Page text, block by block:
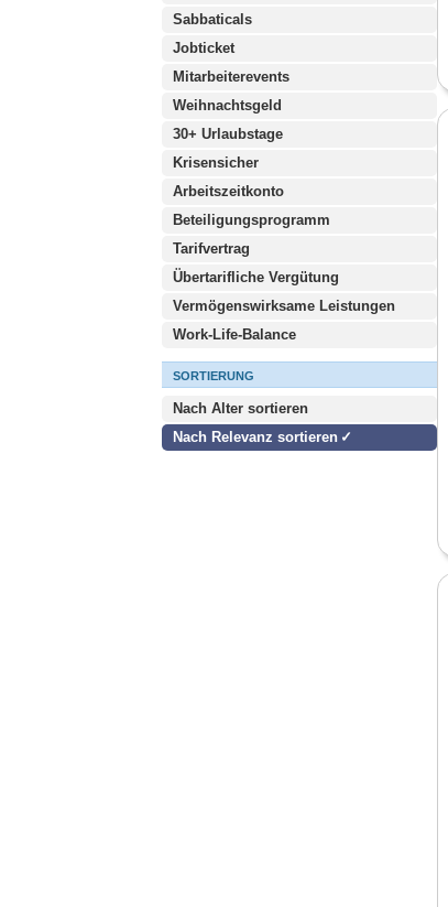
Sabbaticals
Jobticket
Mitarbeiterevents
Weihnachtsgeld
30+ Urlaubstage
Krisensicher
Arbeitszeitkonto
Beteiligungsprogramm
Tarifvertrag
Übertarifliche Vergütung
Vermögenswirksame Leistungen
Work-Life-Balance
SORTIERUNG
Nach Alter sortieren
Nach Relevanz sortieren